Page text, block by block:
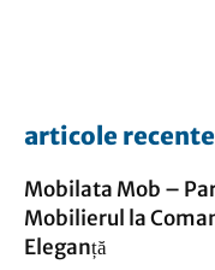
articole recente
Mobilata Mob –
Mobilierul la
Eleganță